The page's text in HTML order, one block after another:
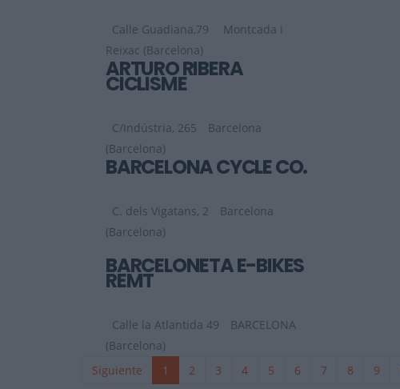
Calle Guadiana,79
Montcada i
Reixac (Barcelona)
ARTURO RIBERA
CICLISME
C/Indústria, 265
Barcelona
(Barcelona)
BARCELONA CYCLE CO.
C. dels Vigatans, 2
Barcelona
(Barcelona)
BARCELONETA E-BIKES
REMT
Calle la Atlantida 49
BARCELONA
(Barcelona)
Siguiente 1 2 3 4 5 6 7 8 9